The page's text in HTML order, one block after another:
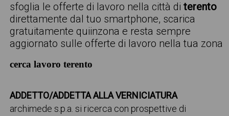
sfoglia le offerte di lavoro nella città diterento
direttamente dal tuo smartphone, scarica
gratuitamente quiinzona e resta sempre
aggiornato sulle offerte di lavoro nella tua zona
cerca lavoro terento
ADDETTO/ADDETTA ALLA VERNICIATURA
archimede s.p.a. si ricerca con prospettive di